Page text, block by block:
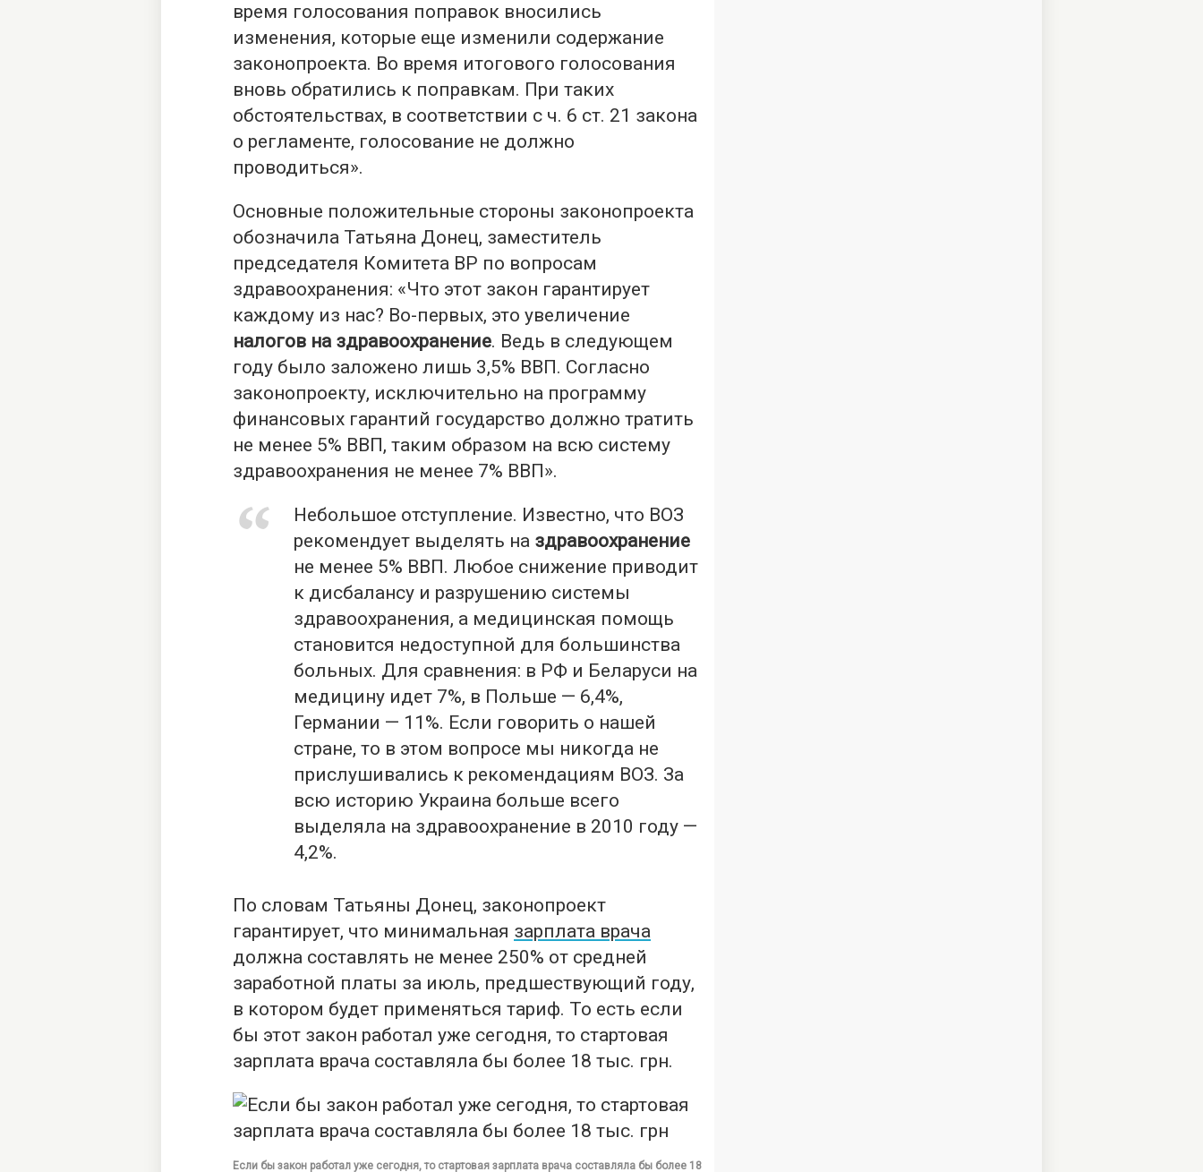
время голосования поправок вносились
изменения, которые еще изменили содержание
законопроекта. Во время итогового голосования
вновь обратились к поправкам. При таких
обстоятельствах, в соответствии с ч. 6 ст. 21 закона
о регламенте, голосование не должно
проводиться».
Основные положительные стороны законопроекта
обозначила Татьяна Донец, заместитель
председателя Комитета ВР по вопросам
здравоохранения: «Что этот закон гарантирует
каждому из нас? Во-первых, это увеличение
налогов на здравоохранение. Ведь в следующем
году было заложено лишь 3,5% ВВП. Согласно
законопроекту, исключительно на программу
финансовых гарантий государство должно тратить
не менее 5% ВВП, таким образом на всю систему
здравоохранения не менее 7% ВВП».
Небольшое отступление. Известно, что ВОЗ
рекомендует выделять на здравоохранение
не менее 5% ВВП. Любое снижение приводит
к дисбалансу и разрушению системы
здравоохранения, а медицинская помощь
становится недоступной для большинства
больных. Для сравнения: в РФ и Беларуси на
медицину идет 7%, в Польше — 6,4%,
Германии — 11%. Если говорить о нашей
стране, то в этом вопросе мы никогда не
прислушивались к рекомендациям ВОЗ. За
всю историю Украина больше всего
выделяла на здравоохранение в 2010 году —
4,2%.
По словам Татьяны Донец, законопроект
гарантирует, что минимальная зарплата врача
должна составлять не менее 250% от средней
заработной платы за июль, предшествующий году,
в котором будет применяться тариф. То есть если
бы этот закон работал уже сегодня, то стартовая
зарплата врача составляла бы более 18 тыс. грн.
Если бы закон работал уже сегодня, то стартовая зарплата врача составляла бы более 18